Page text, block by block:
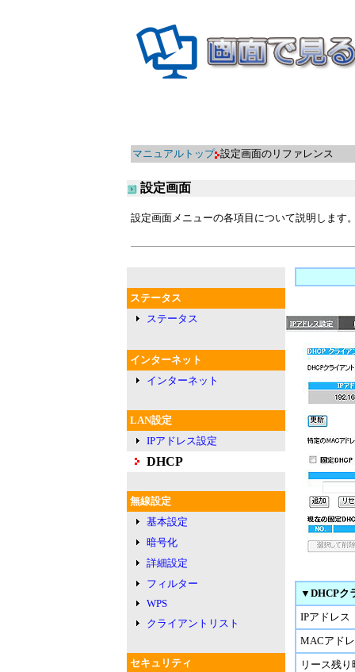
マニュアルトップ 設定画面のリファレンス
設定画面
設定画面メニューの各項目について説明します
ステータス
ステータス
インターネット
インターネット
LAN設定
IPアドレス設定
DHCP
無線設定
基本設定
暗号化
詳細設定
フィルター
WPS
クライアントリスト
セキュリティ
▼DHCPク
IPアドレス
MACアド
リース残り